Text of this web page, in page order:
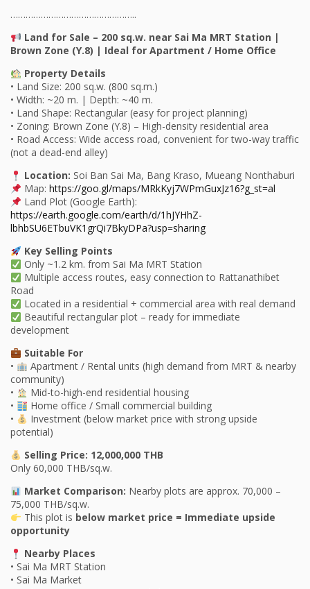
…………………………………………..
Land for Sale – 200 sq.w. near Sai Ma MRT Station |
Brown Zone (Y.8) | Ideal for Apartment / Home Office
Property Details
• Land Size: 200 sq.w. (800 sq.m.)
• Width: ~20 m. | Depth: ~40 m.
• Land Shape: Rectangular (easy for project planning)
• Zoning: Brown Zone (Y.8) – High-density residential area
• Road Access: Wide access road, convenient for two-way traffic
(not a dead-end alley)
Location: Soi Ban Sai Ma, Bang Kraso, Mueang Nonthaburi
Map: https://goo.gl/maps/MRkKyj7WPmGuxJz16?g_st=al
Land Plot (Google Earth):
https://earth.google.com/earth/d/1hJYHhZ-
lbhbSU6ETbuVK1grQi7BkyDPa?usp=sharing
Key Selling Points
Only ~1.2 km. from Sai Ma MRT Station
Multiple access routes, easy connection to Rattanathibet
Road
Located in a residential + commercial area with real demand
Beautiful rectangular plot – ready for immediate
development
Suitable For
•
Apartment / Rental units (high demand from MRT & nearby
community)
•
Mid-to-high-end residential housing
•
Home office / Small commercial building
•
Investment (below market price with strong upside
potential)
Selling Price: 12,000,000 THB
Only 60,000 THB/sq.w.
Market Comparison: Nearby plots are approx. 70,000 –
75,000 THB/sq.w.
This plot is below market price = Immediate upside
opportunity
Nearby Places
• Sai Ma MRT Station
• Sai Ma Market